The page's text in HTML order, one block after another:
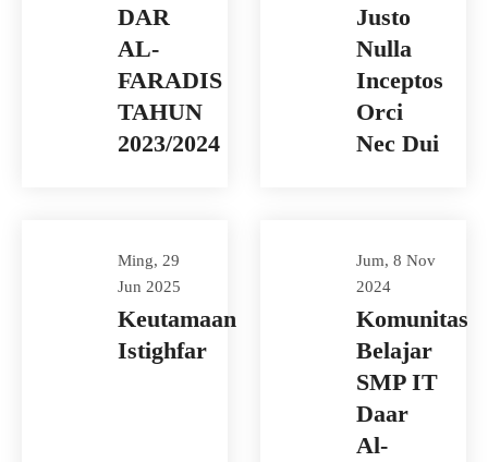
DAR
AL-
FARADIS
TAHUN
2023/2024
Justo
Nulla
Inceptos
Orci
Nec Dui
Ming, 29
Jun 2025
Keutamaan
Istighfar
Jum, 8 Nov
2024
Komunitas
Belajar
SMP IT
Daar
Al-